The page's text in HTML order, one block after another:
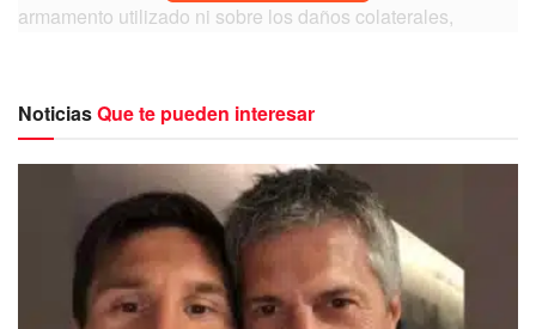
armamento utilizado ni sobre los daños colaterales,
NoticiasQue te pueden interesar